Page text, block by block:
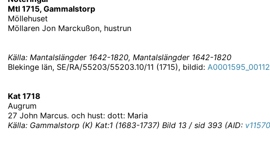
Mtl 1715, Gammalstorp
Möllehuset
Möllaren Jon Marckußon, hustrun
Källa: Mantalslängder 1642-1820, Mantalslängder 1642-1820
Blekinge län, SE/RA/55203/55203.10/11 (1715), bildid: A0001595_00112
Kat 1718
Augrum
27 John Marcus. och hust: dott: Maria
Källa: Gammalstorp (K) Kat:1 (1683-1737) Bild 13 / sid 393 (AID: